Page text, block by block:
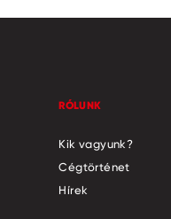
RÓLUNK
Kik vagyunk?
Cégtörténet
Hírek